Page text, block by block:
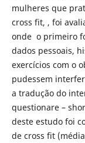
mulheres que
cross fit, , foi
onde o primeiro
dados pessoais,
exercícios com o
pudessem
a tradução do
questionare –
deste estudo foi
de cross fit